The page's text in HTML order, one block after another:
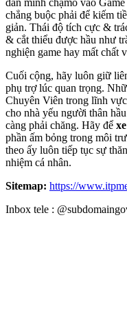
dấn mình chạm̀o vào
chẳng buộc phải để kiếm
giản. Thái độ tích cực &
& cắt thiểu được hầu như
nghiện game hay mất chất
Cuối cộng, hãy luôn giữ
phụ trợ lúc quan trọng.
Chuyên Viên trong lĩnh
cho nhà yếu người thân
càng phải chăng. Hãy để
phần ấm bỏng trong môi
theo ấy luôn tiếp tục sự
nhiệm cá nhân.
Sitemap: https://
Inbox tele :